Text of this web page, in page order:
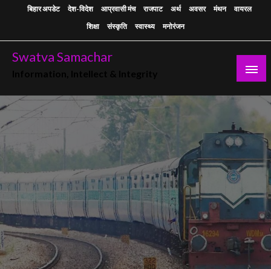
बिहार अपडेट देश-विदेश आप्रवासी मंच राजपाट अर्थ अवसर मंथन
वायरल
शिक्षा
संस्कृति स्वास्थ्य मनोरंजन
Swatva Samachar